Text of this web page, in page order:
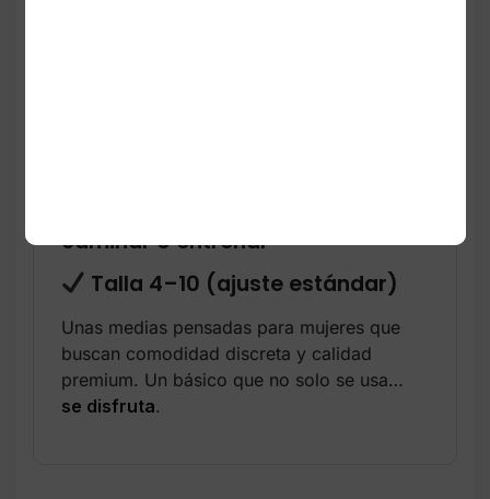
caminar o entrenar
Talla 4–10 (ajuste estándar)
Unas medias pensadas para mujeres que
buscan comodidad discreta y calidad
premium. Un básico que no solo se usa…
se disfruta.